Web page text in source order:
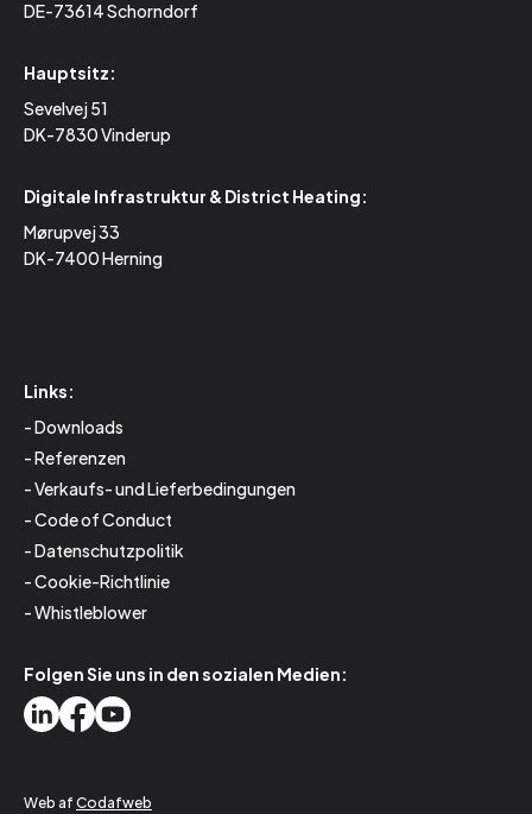
DE-73614 Schorndorf
Hauptsitz:
Sevelvej 51
DK-7830 Vinderup
Digitale Infrastruktur & District Heating:
Mørupvej 33
DK-7400 Herning
Links:
Downloads
Referenzen
Verkaufs- und Lieferbedingungen
Code of Conduct
Datenschutzpolitik
Cookie-Richtlinie
Whistleblower
Folgen Sie uns in den sozialen Medien:
Web af Codafweb